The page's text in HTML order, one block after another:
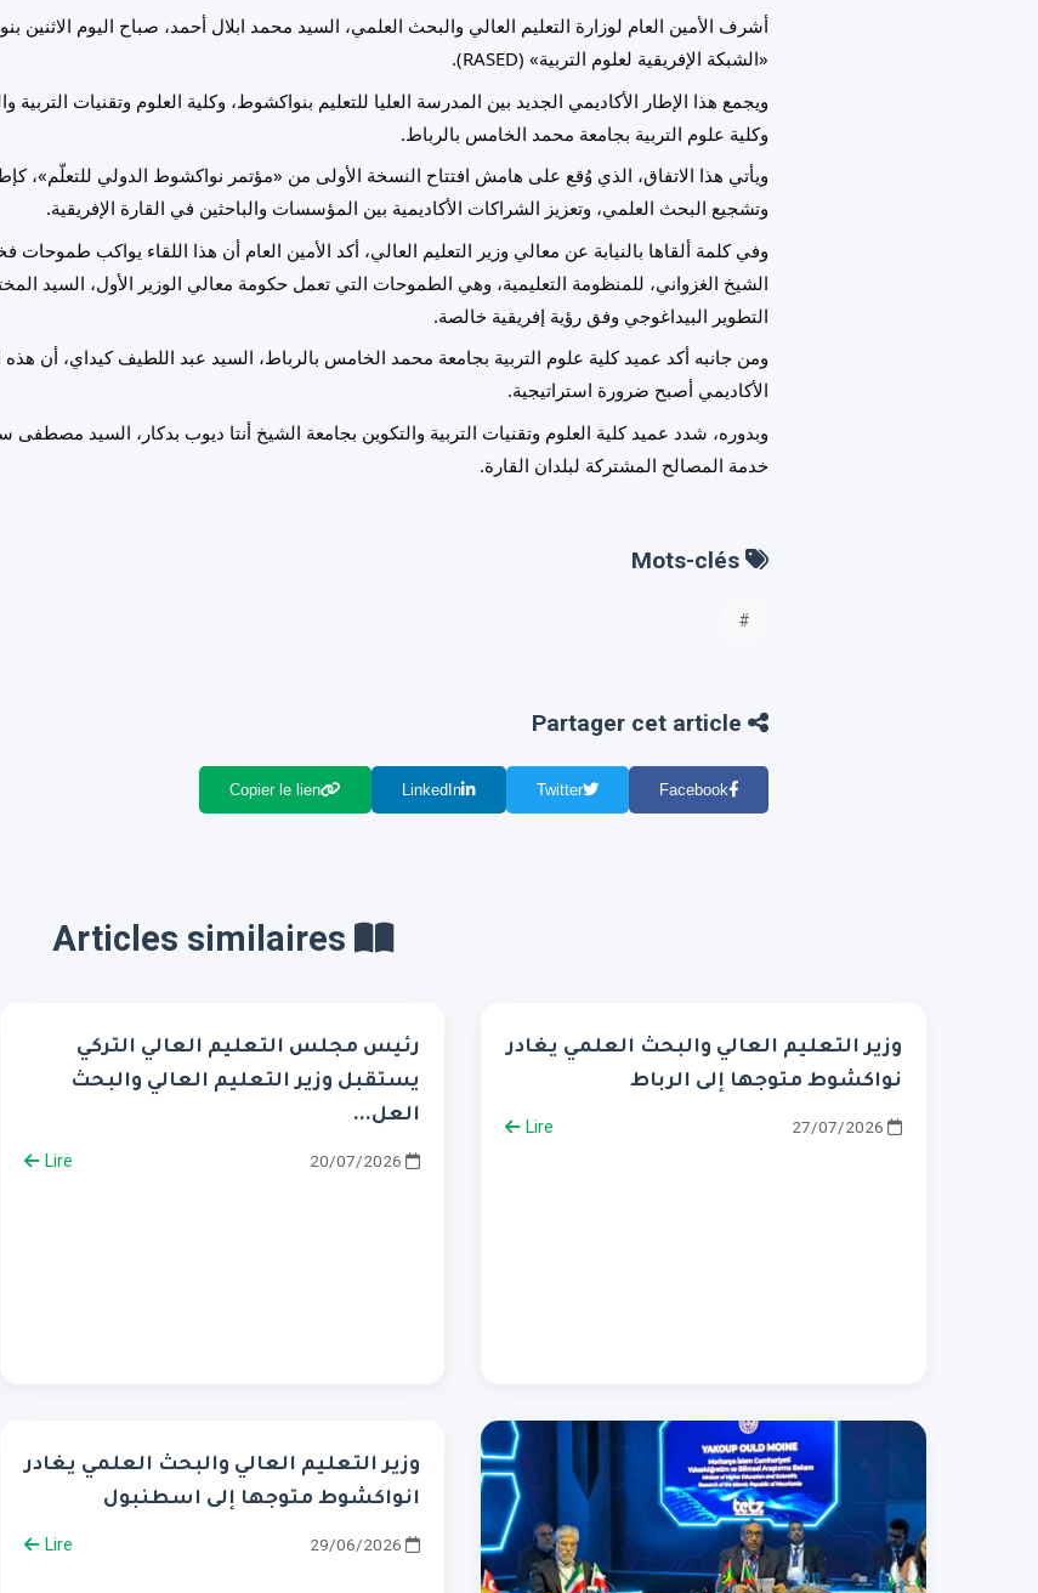
أشرف الأمين العام لوزارة التعليم العالي والبحث العلمي، السيد محمد ابلال أحمد، صباح اليوم الاثنين
«الشبكة الإفريقية لعلوم التربية» (RASED).
ويجمع هذا الإطار الأكاديمي الجديد بين المدرسة العليا للتعليم بنواكشوط، وكلية العلوم وتقنيات التربية
وكلية علوم التربية بجامعة محمد الخامس بالرباط.
ويأتي هذا الاتفاق، الذي وُقع على هامش افتتاح النسخة الأولى من «مؤتمر نواكشوط الدولي للتعلّم»،
وتشجيع البحث العلمي، وتعزيز الشراكات الأكاديمية بين المؤسسات والباحثين في القارة الإفريقية.
وفي كلمة ألقاها بالنيابة عن معالي وزير التعليم العالي، أكد الأمين العام أن هذا اللقاء يواكب
الشيخ الغزواني، للمنظومة التعليمية، وهي الطموحات التي تعمل حكومة معالي الوزير الأول، السيد
التطوير البيداغوجي وفق رؤية إفريقية خالصة.
ومن جانبه أكد عميد كلية علوم التربية بجامعة محمد الخامس بالرباط، السيد عبد اللطيف كيداي، أن هذه
الأكاديمي أصبح ضرورة استراتيجية.
وبدوره، شدد عميد كلية العلوم وتقنيات التربية والتكوين بجامعة الشيخ أنتا ديوب بدكار، السيد
خدمة المصالح المشتركة لبلدان القارة.
#
Facebook
Twitter
LinkedIn
Copier le lien
وزير التعليم العالي والبحث العلمي يغادر
نواكشوط متوجها إلى الرباط
Lire
رئيس مجلس التعليم العالي التركي
يستقبل وزير التعليم العالي والبحث
العل...
20/07/2026
Lire
وزير التعليم العالي والبحث العلمي يغادر
انواكشوط متوجها إلى اسطنبول
29/06/2026
Lire